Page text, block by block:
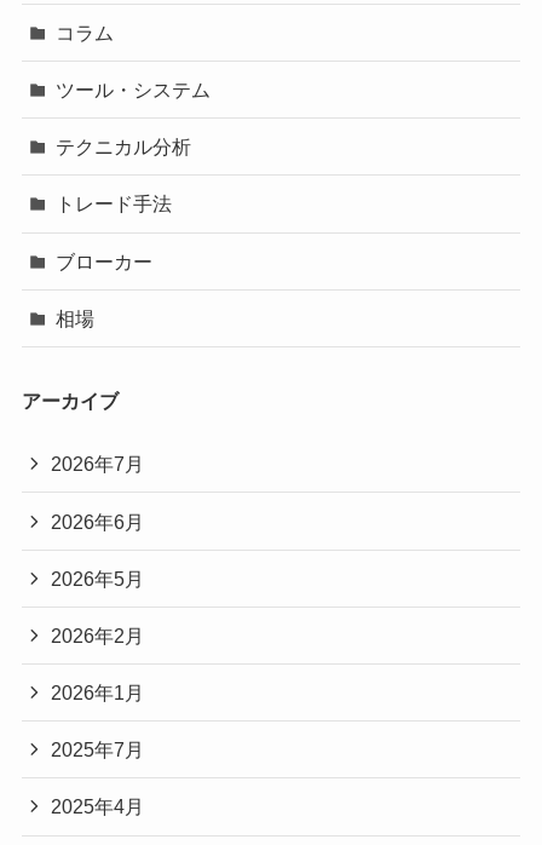
コラム
ツール・システム
テクニカル分析
トレード手法
ブローカー
相場
アーカイブ
2026年7月
2026年6月
2026年5月
2026年2月
2026年1月
2025年7月
2025年4月